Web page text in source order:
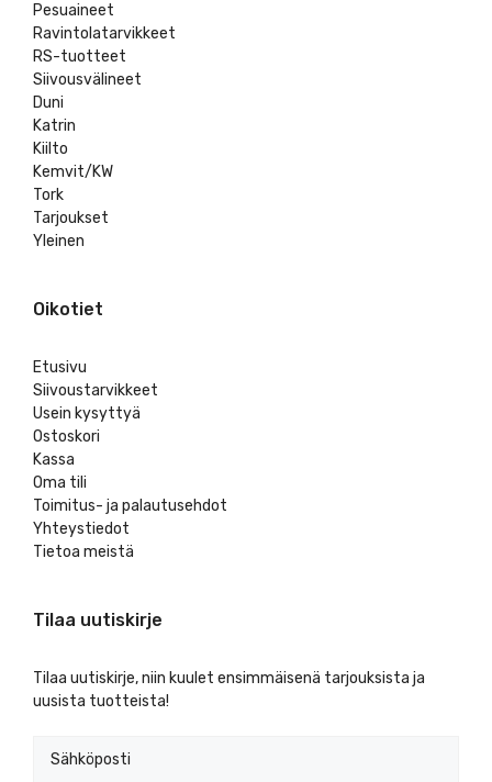
Pesuaineet
Ravintolatarvikkeet
RS-tuotteet
Siivousvälineet
Duni
Katrin
Kiilto
Kemvit/KW
Tork
Tarjoukset
Yleinen
Oikotiet
Etusivu
Siivoustarvikkeet
Usein kysyttyä
Ostoskori
Kassa
Oma tili
Toimitus- ja palautusehdot
Yhteystiedot
Tietoa meistä
Tilaa uutiskirje
Tilaa uutiskirje, niin kuulet ensimmäisenä tarjouksista ja
uusista tuotteista!